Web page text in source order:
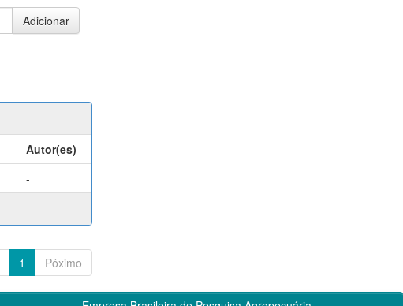
Autor(es)
-
1 Póximo